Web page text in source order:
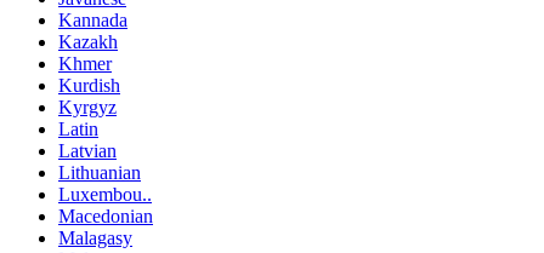
Kannada
Kazakh
Khmer
Kurdish
Kyrgyz
Latin
Latvian
Lithuanian
Luxembou..
Macedonian
Malagasy